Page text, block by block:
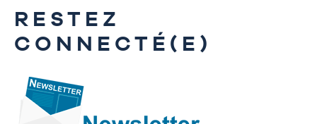
RESTEZ
CONNECTÉ(E)